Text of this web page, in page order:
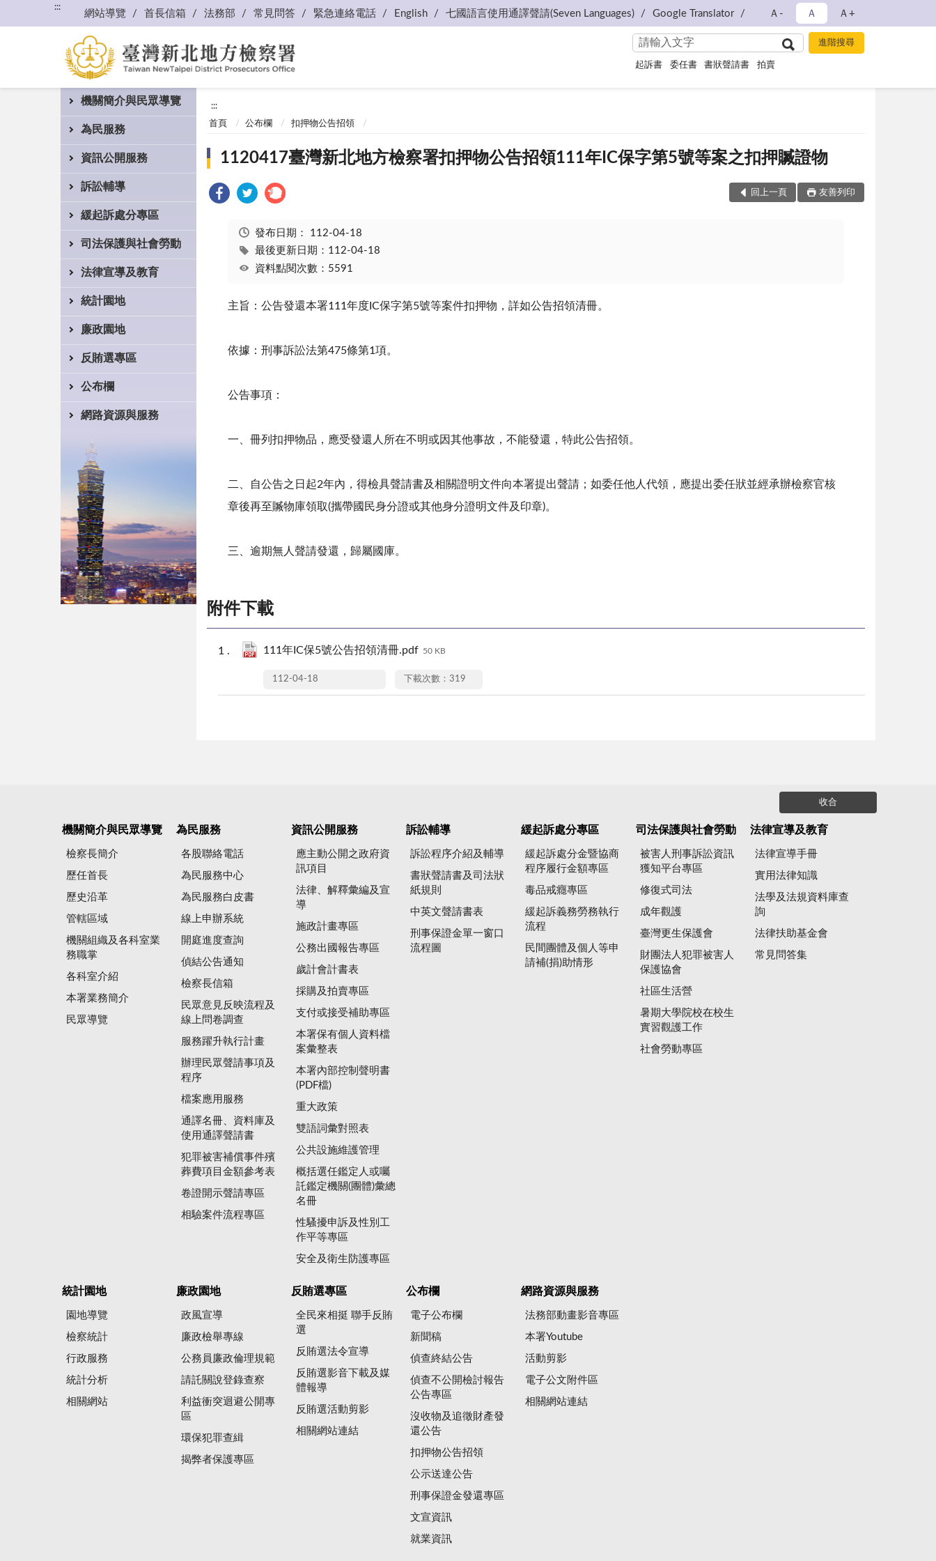
:::
網站導覽 首長信箱 法務部 常見問答 緊急連絡電話 English 七國語言使用通譯聲請(Seven Languages) Google Translator Ａ- Ａ Ａ+
起訴書 委任書 書狀聲請書 拍賣
機關簡介與民眾導覽
為民服務
資訊公開服務
訴訟輔導
緩起訴處分專區
司法保護與社會勞動
法律宣導及教育
統計園地
廉政園地
反賄選專區
公布欄
網路資源與服務
:::
首頁 公布欄 扣押物公告招領
1120417臺灣新北地方檢察署扣押物公告招領111年IC保字第5號等案之扣押贓證物
回上一頁 友善列印
發布日期： 112-04-18
最後更新日期：112-04-18
資料點閱次數：5591
主旨：公告發還本署111年度 IC保字第5號等案件扣押物，詳如公告招領清冊。
依據：刑事訴訟法第475條第1項。
公告事項：
一、冊列扣押物品，應受發還人所在不明或因其他事故，不能發還，特此公告招領。
二、自公告之日起2年內，得檢具聲請書及相關證明文件向本署提出聲請；如委任他人代領，應提出委任狀並經承辦檢察官核
章後再至贓物庫領取(攜帶國民身分證或其他身分證明文件及印章)。
三、逾期無人聲請發還，歸屬國庫。
附件下載
111年IC保5號公告招領清冊.pdf 50 KB
112-04-18 下載次數：319
收合
機關簡介與民眾導覽
檢察長簡介
歷任首長
歷史沿革
管轄區域
機關組織及各科室業
務職掌
各科室介紹
本署業務簡介
民眾導覽
為民服務
各股聯絡電話
為民服務中心
為民服務白皮書
線上申辦系統
開庭進度查詢
偵結公告通知
檢察長信箱
民眾意見反映流程及
線上問卷調查
服務躍升執行計畫
辦理民眾聲請事項及
程序
檔案應用服務
通譯名冊、資料庫及
使用通譯聲請書
犯罪被害補償事件殯
葬費項目金額參考表
卷證開示聲請專區
相驗案件流程專區
資訊公開服務
應主動公開之政府資
訊項目
法律、解釋彙編及宣
導
施政計畫專區
公務出國報告專區
歲計會計書表
採購及拍賣專區
支付或接受補助專區
本署保有個人資料檔
案彙整表
本署內部控制聲明書
(PDF檔)
重大政策
雙語詞彙對照表
公共設施維護管理
概括選任鑑定人或囑
託鑑定機關(團體)彙總
名冊
性騷擾申訴及性別工
作平等專區
安全及衛生防護專區
訴訟輔導
訴訟程序介紹及輔導
書狀聲請書及司法狀
紙規則
中英文聲請書表
刑事保證金單一窗口
流程圖
緩起訴處分專區
緩起訴處分金暨協商
程序履行金額專區
毒品戒癮專區
緩起訴義務勞務執行
流程
民間團體及個人等申
請補(捐)助情形
司法保護與社會勞動
被害人刑事訴訟資訊
獲知平台專區
修復式司法
成年觀護
臺灣更生保護會
財團法人犯罪被害人
保護協會
社區生活營
暑期大學院校在校生
實習觀護工作
社會勞動專區
法律宣導及教育
法律宣導手冊
實用法律知識
法學及法規資料庫查
詢
法律扶助基金會
常見問答集
統計園地
園地導覽
檢察統計
行政服務
統計分析
相關網站
廉政園地
政風宣導
廉政檢舉專線
公務員廉政倫理規範
請託關說登錄查察
利益衝突迴避公開專
區
環保犯罪查緝
揭弊者保護專區
反賄選專區
全民來相挺 聯手反賄
選
反賄選法令宣導
反賄選影音下載及媒
體報導
反賄選活動剪影
相關網站連結
公布欄
電子公布欄
新聞稿
偵查終結公告
偵查不公開檢討報告
公告專區
沒收物及追徵財產發
還公告
扣押物公告招領
公示送達公告
刑事保證金發還專區
文宣資訊
就業資訊
網路資源與服務
法務部動畫影音專區
本署Youtube
活動剪影
電子公文附件區
相關網站連結